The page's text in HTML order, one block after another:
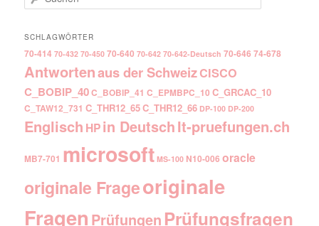
SCHLAGWÖRTER
70-414 70-432 70-450 70-640 70-642 70-642-Deutsch 70-646 74-678
Antwortenaus der SchweizCISCO
C_BOBIP_40C_BOBIP_41 C_EPMBPC_10 C_GRCAC_10
C_TAW12_731 C_THR12_65C_THR12_66 DP-100 DP-200
Englisch HPin DeutschIt-pruefungen.ch
MB7-701 microsoft MS-100 N10-006 oracle
originale Frageoriginale
Fragen Prüfungen Prüfungsfragen